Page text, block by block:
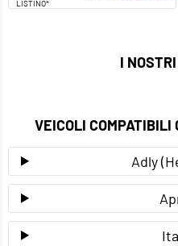
LISTINO*
I
VEICOLI COMPATIBILI
Adly